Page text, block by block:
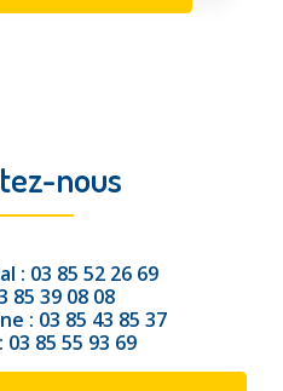
nous
: 03 85 52 26 69
85 39 08 08
: 03 85 43 85 37
03 85 55 93 69